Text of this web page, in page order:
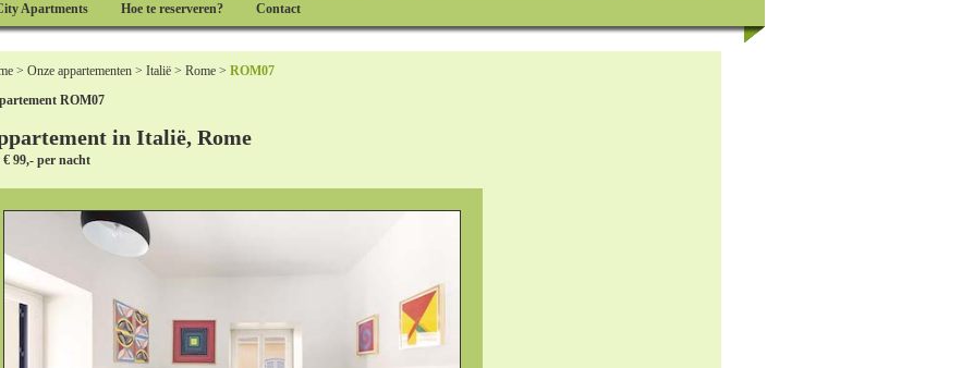
> Onze appartementen > Italië > Rome > ROM07
ROM07
in Italië, Rome
€ 99,- per nacht
Apartments Hoe te reserveren? Contact